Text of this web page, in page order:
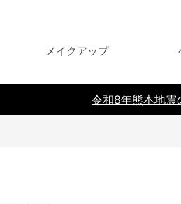
メイクアップ
令和8年熊本地震